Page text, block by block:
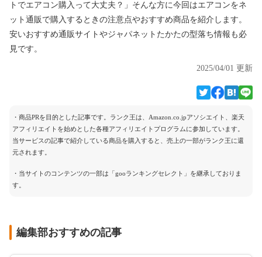
トでエアコン購入って大丈夫？」そんな方に今回はエアコンをネ
ット通販で購入するときの注意点やおすすめ商品を紹介します。
安いおすすめ通販サイトやジャパネットたかたの型落ち情報も必
見です。
2025/04/01 更新
・商品PRを目的とした記事です。ランク王は、Amazon.co.jpアソシエイト、楽天
アフィリエイトを始めとした各種アフィリエイトプログラムに参加しています。
当サービスの記事で紹介している商品を購入すると、売上の一部がランク王に還
元されます。
・当サイトのコンテンツの一部は「gooランキングセレクト」を継承しておりま
す。
編集部おすすめの記事